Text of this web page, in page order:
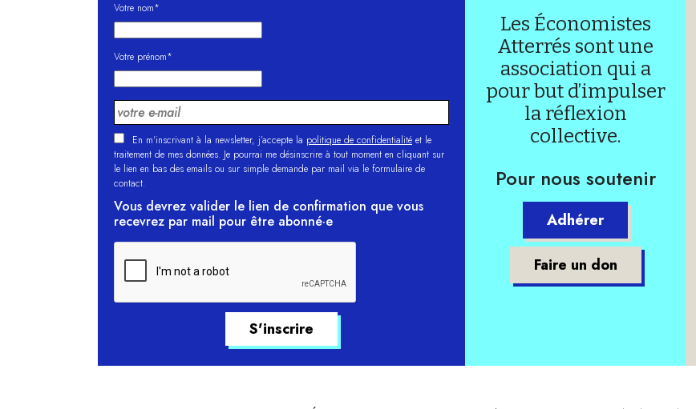
Votre nom*
Votre prénom*
En m'inscrivant à la newsletter, j’accepte la politique de confidentialité et le
traitement de mes données. Je pourrai me désinscrire à tout moment en cliquant sur
le lien en bas des emails ou sur simple demande par mail via le formulaire de
contact.
Vous devrez valider le lien de confirmation que vous
recevrez par mail pour être abonné·e
Les Économistes
Atterrés sont une
association qui a
pour but d’impulser
la réflexion
collective.
Pour nous soutenir
Adhérer
Faire un don